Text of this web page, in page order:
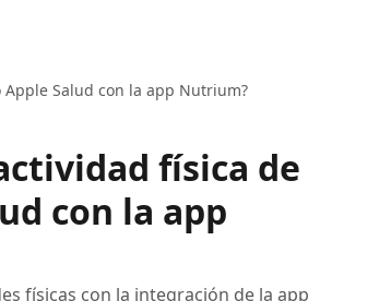
Salud con la app Nutrium?
física de
con la app
físicas con la integración de la app